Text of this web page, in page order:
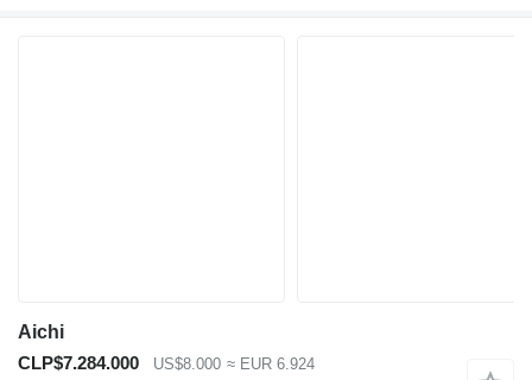
Aichi
CLP$7.284.000
US$8.000 ≈ EUR 6.924